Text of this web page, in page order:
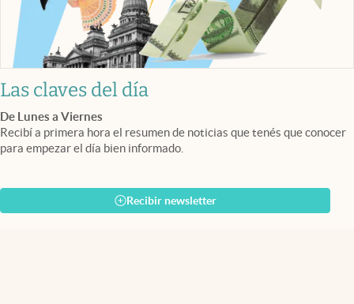
Las claves del día
De Lunes a Viernes
Recibí a primera hora el resumen de noticias que tenés que conocer
para empezar el día bien informado.
Recibir newsletter